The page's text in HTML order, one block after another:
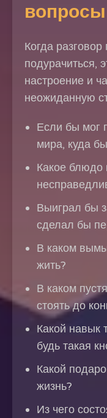
вопросы
Когда
подурачиться,
настроение и
неожиданную
Если бы мог
мира, куда
Какое блюдо
Выиграл бы
сделал бы
В каком
жить?
В каком
стоять до
Какой навык
будь такая
Какой
жизнь?
Из чего